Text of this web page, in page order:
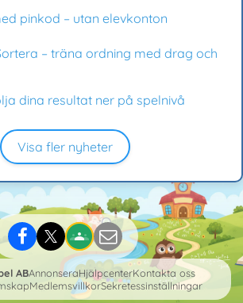
pinkod – utan elevkonton
– träna ordning med drag och
dina resultat ner på spelnivå
Visa fler nyheter
ABAnnonseraHjälpcenterKontakta oss
MedlemsvillkorSekretessinställningar